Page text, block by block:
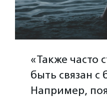
«Также часто
быть связан с
Например,